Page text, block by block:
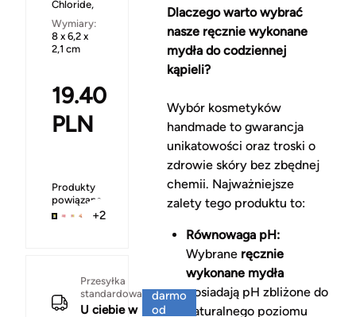
Chloride,
Wymiary:
8 x 6,2 x
2,1 cm
19.40
PLN
Produkty
powiązane
+2
Przesyłka
standardowa
U ciebie w
darmo
od
Dlaczego warto wybrać
nasze ręcznie wykonane
mydła do codziennej
kąpieli?
Wybór kosmetyków
handmade to gwarancja
unikatowości oraz troski o
zdrowie skóry bez zbędnej
chemii. Najważniejsze
zalety tego produktu to:
Równowaga pH:
Wybrane ręcznie
wykonane mydła
posiadają pH zbliżone do
naturalnego poziomu